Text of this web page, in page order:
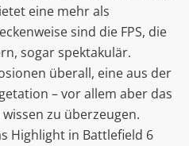
eine mehr als
sind die FPS, die
sogar spektakulär.
überall, eine aus der
– vor allem aber das
zu überzeugen.
Highlight in Battlefield 6